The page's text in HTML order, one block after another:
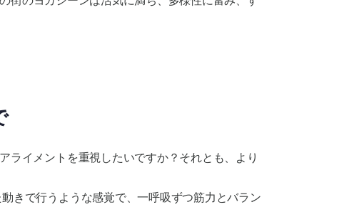
ライメントを重視したいですか？それとも、より
きで行うような感覚で、一呼吸ずつ筋力とバラン